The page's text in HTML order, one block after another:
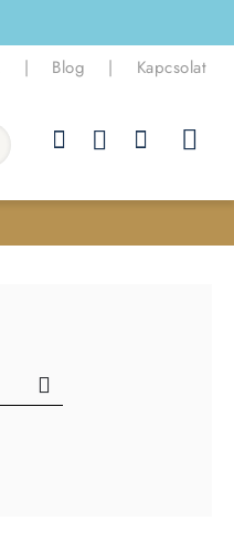
| Blog | Kapcsolat